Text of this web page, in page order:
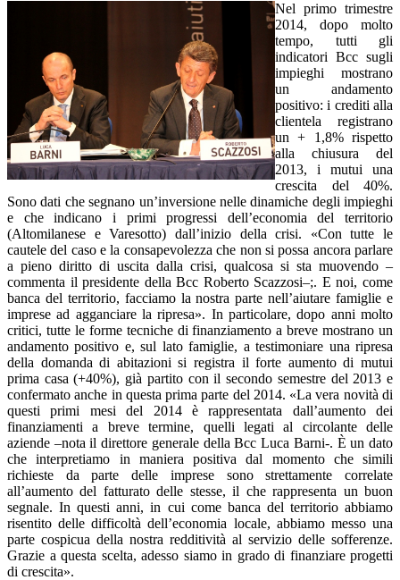
Nel primo trimestre
2014, dopo molto
tempo, tutti gli
indicatori Bcc sugli
impieghi mostrano
un andamento
positivo: i crediti alla
clientela registrano
un + 1,8% rispetto
alla chiusura del
2013, i mutui una
crescita del 40%.
Sono dati che segnano un’inversione nelle dinamiche degli impieghi
e che indicano i primi progressi dell’economia del territorio
(Altomilanese e Varesotto) dall’inizio della crisi. «Con tutte le
cautele del caso e la consapevolezza che non si possa ancora parlare
a pieno diritto di uscita dalla crisi, qualcosa si sta muovendo –
commenta il presidente della Bcc Roberto Scazzosi–;. E noi, come
banca del territorio, facciamo la nostra parte nell’aiutare famiglie e
imprese ad agganciare la ripresa». In particolare, dopo anni molto
critici, tutte le forme tecniche di finanziamento a breve mostrano un
andamento positivo e, sul lato famiglie, a testimoniare una ripresa
della domanda di abitazioni si registra il forte aumento di mutui
prima casa (+40%), già partito con il secondo semestre del 2013 e
confermato anche in questa prima parte del 2014. «La vera novità di
questi primi mesi del 2014 è rappresentata dall’aumento dei
finanziamenti a breve termine, quelli legati al circolante delle
aziende –nota il direttore generale della Bcc Luca Barni-. È un dato
che interpretiamo in maniera positiva dal momento che simili
richieste da parte delle imprese sono strettamente correlate
all’aumento del fatturato delle stesse, il che rappresenta un buon
segnale. In questi anni, in cui come banca del territorio abbiamo
risentito delle difficoltà dell’economia locale, abbiamo messo una
parte cospicua della nostra redditività al servizio delle sofferenze.
Grazie a questa scelta, adesso siamo in grado di finanziare progetti
di crescita».